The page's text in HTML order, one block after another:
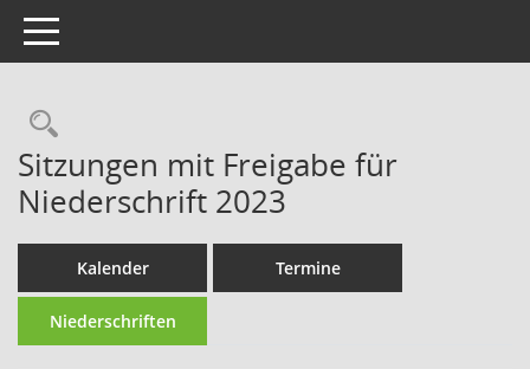
Toggle navigation
Rechercheauswahl
Sitzungen mit Freigabe für
Niederschrift 2023
Kalender Termine
Niederschriften